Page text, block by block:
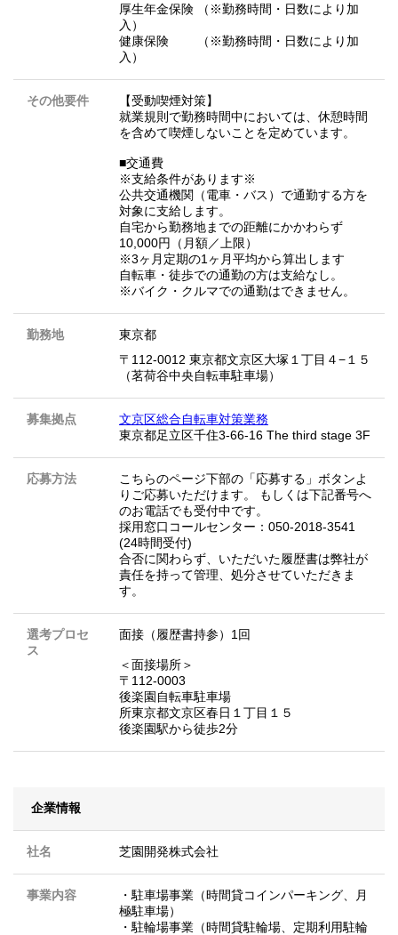
厚生年金保険 （※勤務時間・日数により加
入）
健康保険 （※勤務時間・日数により加
入）
その他要件
【受動喫煙対策】
就業規則で勤務時間中においては、休憩時間
を含めて喫煙しないことを定めています。
■交通費
※支給条件があります※
公共交通機関（電車・バス）で通勤する方を
対象に支給します。
自宅から勤務地までの距離にかかわらず
10,000円（月額／上限）
※3ヶ月定期の1ヶ月平均から算出します
自転車・徒歩での通勤の方は支給なし。
※バイク・クルマでの通勤はできません。
勤務地
東京都
〒112-0012 東京都文京区大塚１丁目４−１５
（茗荷谷中央自転車駐車場）
募集拠点
文京区総合自転車対策業務
東京都足立区千住3-66-16 The third stage 3F
応募方法
こちらのページ下部の「応募する」ボタンよ
りご応募いただけます。 もしくは下記番号へ
のお電話でも受付中です。
採用窓口コールセンター：050-2018-3541
(24時間受付)
合否に関わらず、いただいた履歴書は弊社が
責任を持って管理、処分させていただきま
す。
選考プロセ
ス
面接（履歴書持参）1回
＜面接場所＞
〒112-0003
後楽園自転車駐車場
所東京都文京区春日１丁目１５
後楽園駅から徒歩2分
企業情報
社名 芝園開発株式会社
事業内容
・駐車場事業（時間貸コインパーキング、月
極駐車場）
・駐輪場事業（時間貸駐輪場、定期利用駐輪